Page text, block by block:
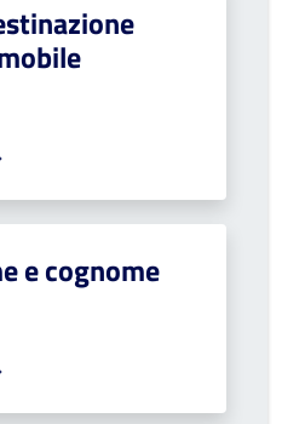
e cognome